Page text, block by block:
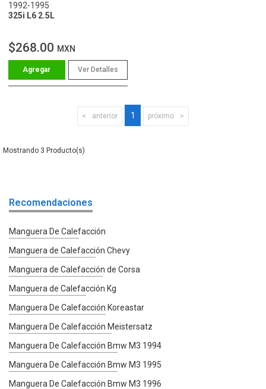
1992-1995
325i L6 2.5L
$268.00 MXN
Ver Detalles
anterior 1 próximo
3
Recomendaciones
Manguera De Calefacción
Manguera de Calefacción Chevy
Manguera de Calefacción de Corsa
Manguera de Calefacción Kg
Manguera De Calefacción Koreastar
Manguera De Calefacción Meistersatz
Manguera De Calefacción Bmw M3 1994
Manguera De Calefacción Bmw M3 1995
Manguera De Calefacción Bmw M3 1996